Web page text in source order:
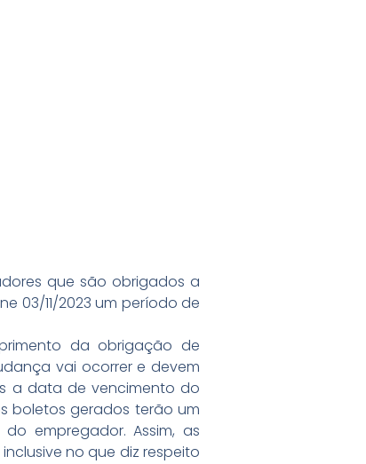
que são obrigados a
03/11/2023 um período de
da obrigação de
vai ocorrer e devem
a data de vencimento do
boletos gerados terão um
empregador. Assim, as
no que diz respeito